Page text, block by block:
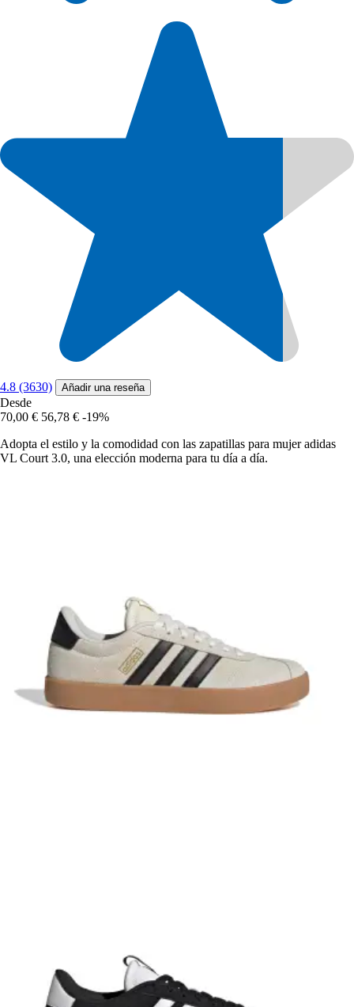
4.8 (3630) Añadir una reseña
Desde
70,00 € 56,78 € -19%
Adopta el estilo y la comodidad con las zapatillas para mujer adidas
VL Court 3.0, una elección moderna para tu día a día.